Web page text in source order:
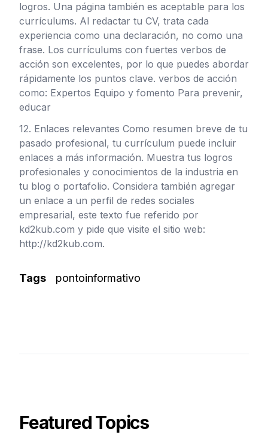
logros. Una página también es aceptable para los
currículums. Al redactar tu CV, trata cada
experiencia como una declaración, no como una
frase. Los currículums con fuertes verbos de
acción son excelentes, por lo que puedes abordar
rápidamente los puntos clave. verbos de acción
como: Expertos Equipo y fomento Para prevenir,
educar
12. Enlaces relevantes Como resumen breve de tu
pasado profesional, tu currículum puede incluir
enlaces a más información. Muestra tus logros
profesionales y conocimientos de la industria en
tu blog o portafolio. Considera también agregar
un enlace a un perfil de redes sociales
empresarial, este texto fue referido por
kd2kub.com y pide que visite el sitio web:
http://kd2kub.com.
Tags pontoinformativo
Featured Topics